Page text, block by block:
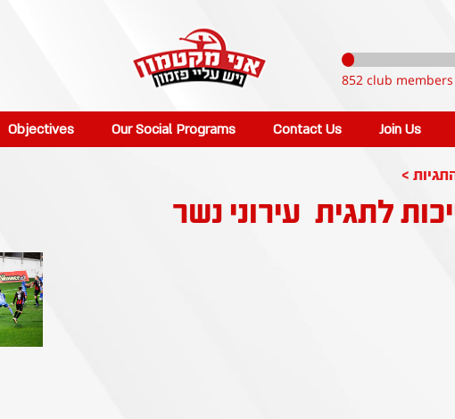
852 club
Objectives Our Social Programs Contact Us Join Us
עירוני נשר לתגית